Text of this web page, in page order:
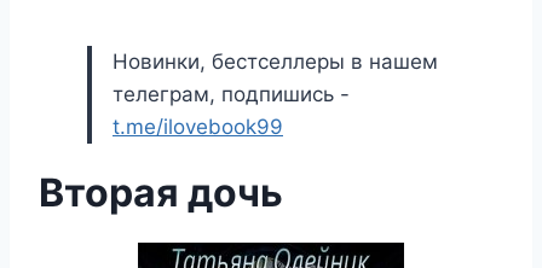
Новинки, бестселлеры в нашем
телеграм, подпишись -
t.me/ilovebook99
Вторая дочь